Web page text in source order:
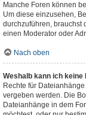
Manche Foren können
Um diese einzusehen,
durchzuführen, brauchst
einen Moderator oder
Nach oben
Weshalb kann ich keine
Rechte für
vergeben werden. Die
Dateianhänge in dem